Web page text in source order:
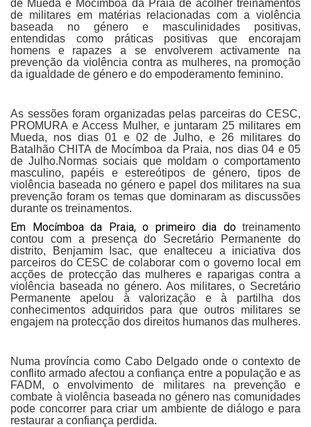
de Mueda e Mocímboa da Praia de acolher treinamentos
de militares em matérias relacionadas com a violência
baseada no género e masculinidades positivas,
entendidas como práticas positivas que encorajam
homens e rapazes a se envolverem activamente na
prevenção da violência contra as mulheres, na promoção
da igualdade de género e do empoderamento feminino.
As sessões foram organizadas pelas parceiras do CESC,
PROMURA e Access Mulher, e juntaram 25 militares em
Mueda, nos dias 01 e 02 de Julho, e 26 militares do
Batalhão CHITA de Mocímboa da Praia, nos dias 04 e 05
de Julho.Normas sociais que moldam o comportamento
masculino, papéis e estereótipos de género, tipos de
violência baseada no género e papel dos militares na sua
prevenção foram os temas que dominaram as discussões
durante os treinamentos.
Em Mocímboa da Praia, o primeiro dia do treinamento
contou com a presença do Secretário Permanente do
distrito, Benjamim Isac, que enalteceu a iniciativa dos
parceiros do CESC de colaborar com o governo local em
acções de protecção das mulheres e raparigas contra a
violência baseada no género. Aos militares, o Secretário
Permanente apelou à valorização e à partilha dos
conhecimentos adquiridos para que outros militares se
engajem na protecção dos direitos humanos das mulheres.
Numa província como Cabo Delgado onde o contexto de
conflito armado afectou a confiança entre a população e as
FADM, o envolvimento de militares na prevenção e
combate à violência baseada no género nas comunidades
pode concorrer para criar um ambiente de diálogo e para
restaurar a confiança perdida.